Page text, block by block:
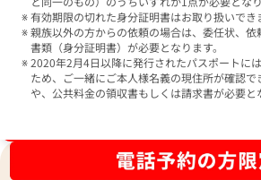
有効期限の切れた身分証明書はお取り扱いでき
親族以外の方からの依頼の場合は、委任状、
書類（身分証明書）が必要となります。
2020年2月4日以降に発行されたパスポートに
ため、ご一緒にご本人様名義の現住所が確認
や、公共料金の領収書もしくは請求書が必要と